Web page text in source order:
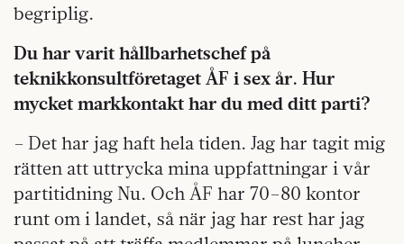
begriplig.
Du har varit hållbarhetschef på
teknikkonsultföretaget ÅF i sex år. Hur
mycket markkontakt har du med ditt parti?
– Det har jag haft hela tiden. Jag har tagit mig
rätten att uttrycka mina uppfattningar i vår
partitidning Nu. Och ÅF har 70–80 kontor
runt om i landet, så när jag har rest har jag